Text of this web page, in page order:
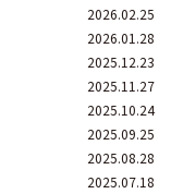
2026.02.25
2026.01.28
2025.12.23
2025.11.27
2025.10.24
2025.09.25
2025.08.28
2025.07.18